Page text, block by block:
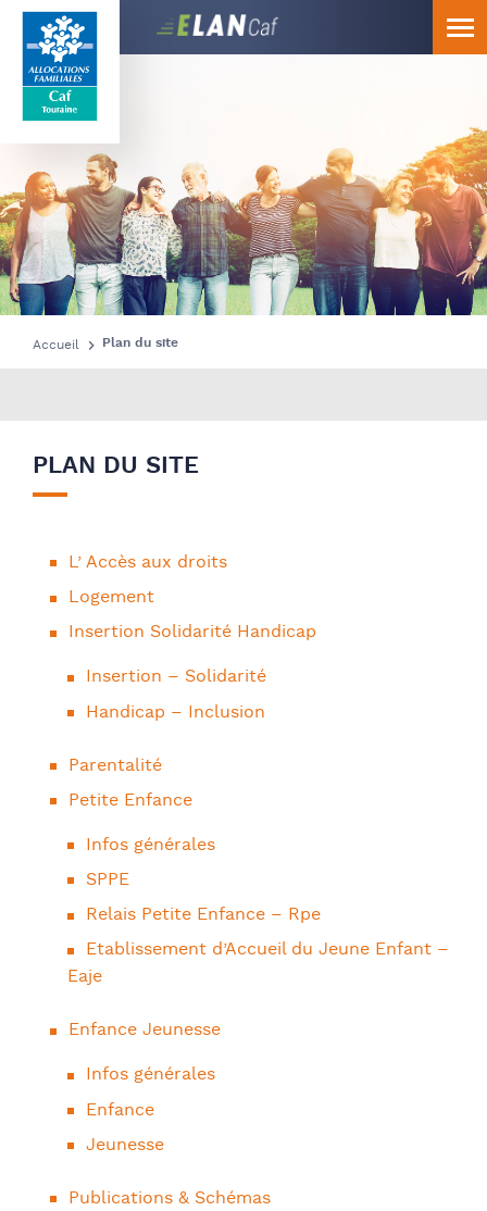
Caf
Touraine
Accueil Plan du site
PLAN DU SITE
L’ Accès aux droits
Logement
Insertion Solidarité Handicap
Insertion – Solidarité
Handicap – Inclusion
Parentalité
Petite Enfance
Infos générales
SPPE
Relais Petite Enfance – Rpe
Etablissement d’Accueil du Jeune Enfant –
Eaje
Enfance Jeunesse
Infos générales
Enfance
Jeunesse
Publications & Schémas